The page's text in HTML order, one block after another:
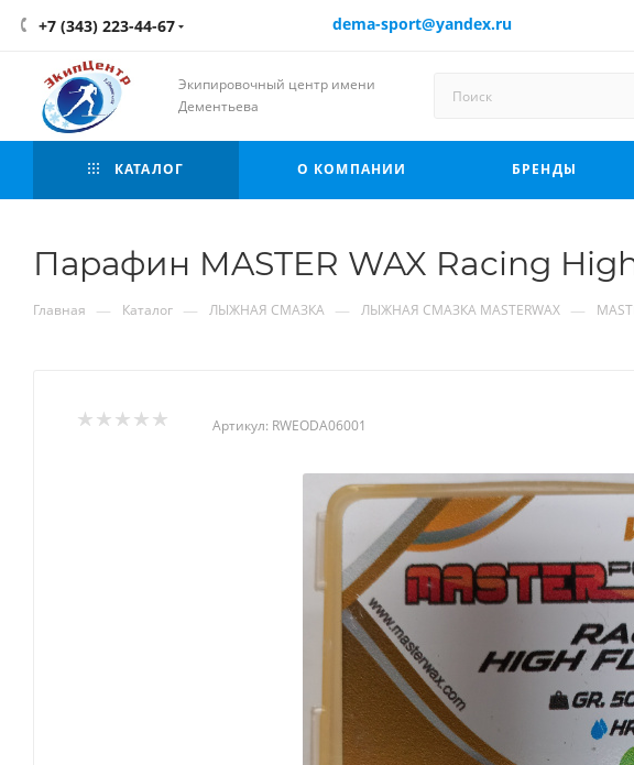
+7 (343) 223-44-67 dema-sport@yandex.ru
Экипировочный центр имени
Дементьева
КАТАЛОГ О КОМПАНИИ БРЕНДЫ
Парафин MASTER WAX Racing
Главная — Каталог — ЛЫЖНАЯ СМАЗКА — ЛЫЖНАЯ СМАЗКА MASTERWAX —
Артикул: RWEODA06001